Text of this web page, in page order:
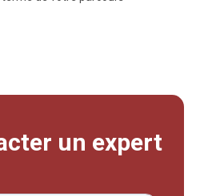
un expert